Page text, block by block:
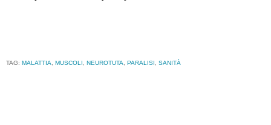
TAG: MALATTIA, MUSCOLI, NEUROTUTA, PARALISI, SANITÀ